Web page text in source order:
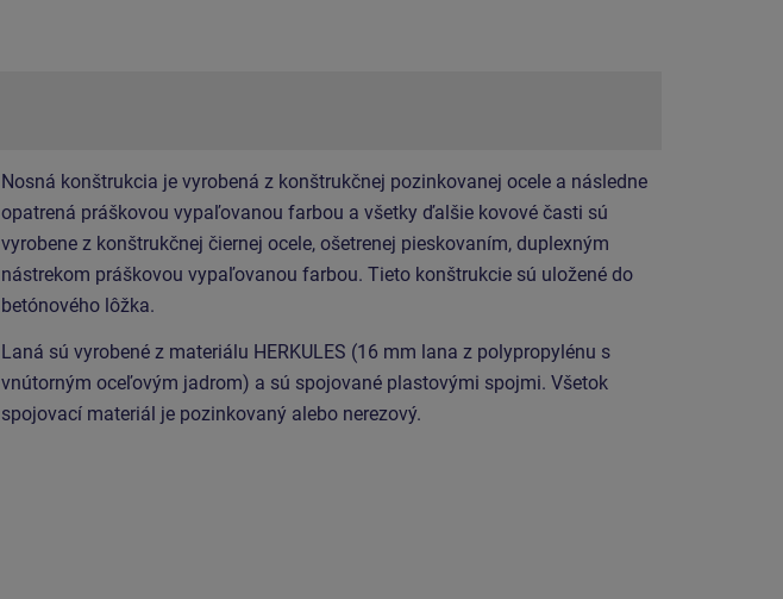
Nosná konštrukcia je vyrobená z konštrukčnej pozinkovanej ocele a následne
opatrená práškovou vypaľovanou farbou a všetky ďalšie kovové časti sú
vyrobene z konštrukčnej čiernej ocele, ošetrenej pieskovaním, duplexným
nástrekom práškovou vypaľovanou farbou. Tieto konštrukcie sú uložené do
betónového lôžka.
Laná sú vyrobené z materiálu HERKULES (16 mm lana z polypropylénu s
vnútorným oceľovým jadrom) a sú spojované plastovými spojmi. Všetok
spojovací materiál je pozinkovaný alebo nerezový.